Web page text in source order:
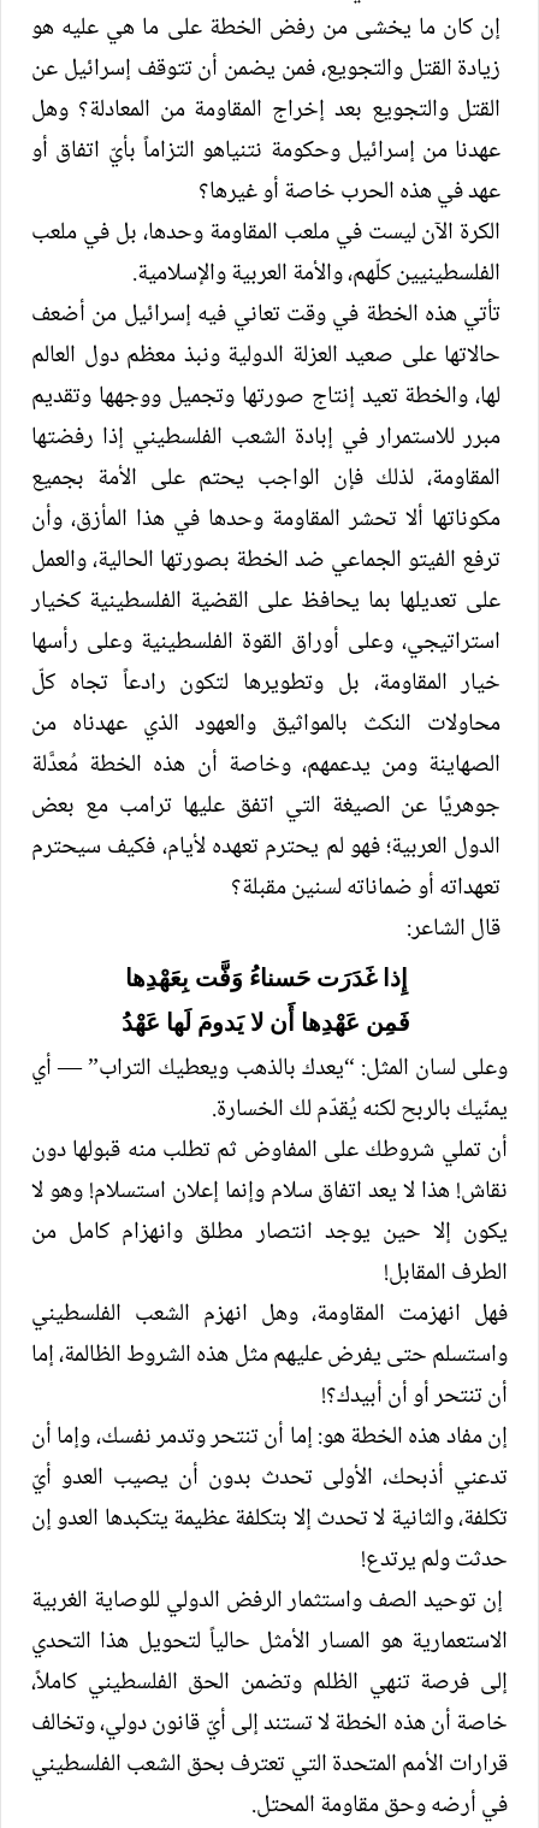
إن كان ما يخشى من رفض الخطة على ما هي عليه هو
زيادة القتل والتجويع، فمن يضمن أن تتوقف إسرائيل عن
القتل والتجويع بعد إخراج المقاومة من المعادلة؟ وهل
عهدنا من إسرائيل وحكومة نتنياهو التزاماً بأيّ اتفاق أو
عهد في هذه الحرب خاصة أو غيرها؟
الكرة الآن ليست في ملعب المقاومة وحدها، بل في ملعب
الفلسطينيين كلّهم، والأمة العربية والإسلامية.
تأتي هذه الخطة في وقت تعاني فيه إسرائيل من أضعف
حالاتها على صعيد العزلة الدولية ونبذ معظم دول العالم
لها، والخطة تعيد إنتاج صورتها وتجميل ووجهها وتقديم
مبرر للاستمرار في إبادة الشعب الفلسطيني إذا رفضتها
المقاومة، لذلك فإن الواجب يحتم على الأمة بجميع
مكوناتها ألا تحشر المقاومة وحدها في هذا المأزق، وأن
ترفع الفيتو الجماعي ضد الخطة بصورتها الحالية، والعمل
على تعديلها بما يحافظ على القضية الفلسطينية كخيار
استراتيجي، وعلى أوراق القوة الفلسطينية وعلى رأسها
خيار المقاومة، بل وتطويرها لتكون رادعاً تجاه كلّ
محاولات النكث بالمواثيق والعهود الذي عهدناه من
الصهاينة ومن يدعمهم، وخاصة أن هذه الخطة مُعدَّلة
جوهريًا عن الصيغة التي اتفق عليها ترامب مع بعض
الدول العربية؛ فهو لم يحترم تعهده لأيام، فكيف سيحترم
تعهداته أو ضماناته لسنين مقبلة؟
قال الشاعر:
إِذا غَدَرَت حَسناءُ وَفَّت بِعَهْدِها
فَمِن عَهْدِها أَن لا يَدومَ لَها عَهْدُ
وعلى لسان المثل: “يعدك بالذهب ويعطيك التراب” — أي
يمنّيك بالربح لكنه يُقدّم لك الخسارة.
أن تملي شروطك على المفاوض ثم تطلب منه قبولها دون
نقاش! هذا لا يعد اتفاق سلام وإنما إعلان استسلام! وهو لا
يكون إلا حين يوجد انتصار مطلق وانهزام كامل من
الطرف المقابل!
فهل انهزمت المقاومة، وهل انهزم الشعب الفلسطيني
واستسلم حتى يفرض عليهم مثل هذه الشروط الظالمة، إما
أن تنتحر أو أن أبيدك؟!
إن مفاد هذه الخطة هو: إما أن تنتحر وتدمر نفسك، وإما أن
تدعني أذبحك، الأولى تحدث بدون أن يصيب العدو أيّ
تكلفة، والثانية لا تحدث إلا بتكلفة عظيمة يتكبدها العدو إن
حدثت ولم يرتدع!
إن توحيد الصف واستثمار الرفض الدولي للوصاية الغربية
الاستعمارية هو المسار الأمثل حالياً لتحويل هذا التحدي
إلى فرصة تنهي الظلم وتضمن الحق الفلسطيني كاملاً،
خاصة أن هذه الخطة لا تستند إلى أيّ قانون دولي، وتخالف
قرارات الأمم المتحدة التي تعترف بحق الشعب الفلسطيني
في أرضه وحق مقاومة المحتل.